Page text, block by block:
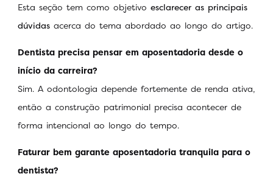
Esta seção tem como objetivo esclarecer as principais
dúvidas acerca do tema abordado ao longo do artigo.
Dentista precisa pensar em aposentadoria desde o
início da carreira?
Sim. A odontologia depende fortemente de renda ativa,
então a construção patrimonial precisa acontecer de
forma intencional ao longo do tempo.
Faturar bem garante aposentadoria tranquila para o
dentista?